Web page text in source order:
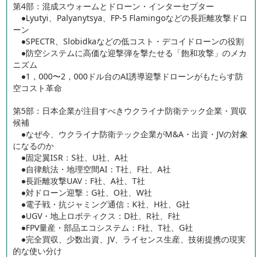
第4部：混成スウォームとドローン・インターセプター
●Lyutyi、Palyanytsya、FP-5 Flamingoなどの長距離攻撃ドロ
ーン
●SPECTR、Slobidkaなどの低コスト・デコイドローンの役割
●防空システムに高価な迎撃弾を撃たせる「飽和攻撃」のメカ
ニズム
●1，000〜2，000ドル台のAI誘導迎撃ドローンがもたらす防
空コスト革命
第5部：日本企業が注目すべきウクライナ防衛テック企業・買収
候補
●なぜ今、ウクライナ防衛テック企業がM&A・出資・JVの対象
になるのか
●固定翼ISR：S社、U社、A社
●自律航法・地理空間AI：T社、F社、A社
●長距離攻撃UAV：F社、A社、T社
●対ドローン迎撃：G社、O社、W社
●電子戦・抗ジャミング通信：K社、H社、G社
●UGV・地上ロボティクス：D社、R社、F社
●FPV量産・部品エコシステム：F社、T社、G社
●完全買収、少数出資、JV、ライセンス生産、技術提携の現実
的な使い分け